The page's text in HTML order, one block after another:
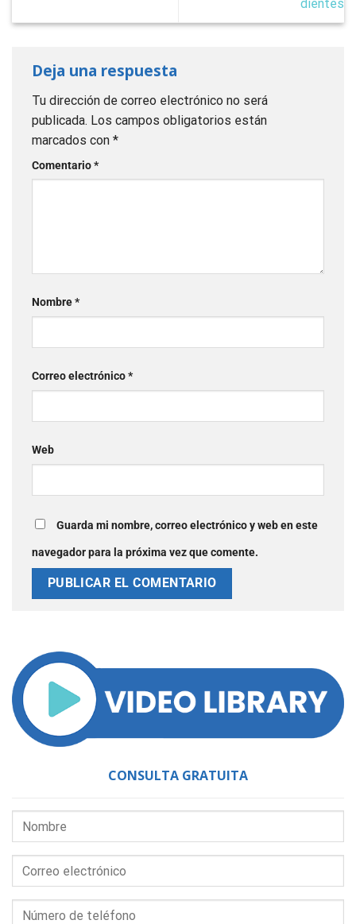
dientes
Deja una respuesta
Tu dirección de correo electrónico no será
publicada. Los campos obligatorios están
marcados con *
Comentario*
Nombre*
Correo electrónico*
Web
Guarda mi nombre, correo electrónico y web en este
navegador para la próxima vez que comente.
CONSULTA GRATUITA